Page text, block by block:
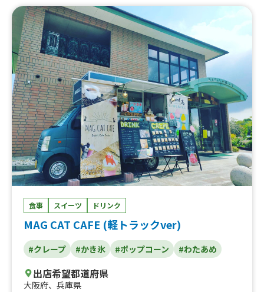
ムポテト、シュガーバター、ドリンク、クリームソーダ、
アイスクリームシングル
食事 スイーツ ドリンク
MAG CAT CAFE (軽トラックver)
#クレープ #かき氷 #ポップコーン #わたあめ
出店希望都道府県
大阪府、 兵庫県